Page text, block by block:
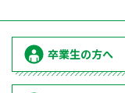
卒業生の方へ